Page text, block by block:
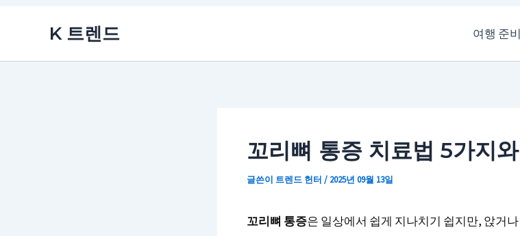
K 트렌드 여행 준
꼬리뼈 통증 치료법 5가지
글쓴이 트렌드 헌터 / 2025년 09월 13일
꼬리뼈 통증은 일상에서 쉽게 지나치기 쉽지만, 앉거